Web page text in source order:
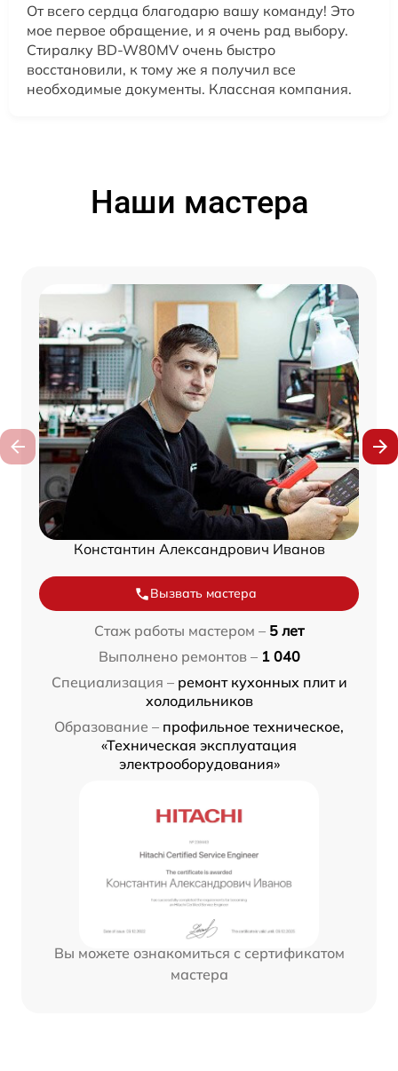
От всего сердца благодарю вашу команду! Это
мое первое обращение, и я очень рад выбору.
Стиралку BD-W80MV очень быстро
восстановили, к тому же я получил все
необходимые документы. Классная компания.
Наши мастера
Константин Александрович Иванов
Вызвать мастера
Стаж работы мастером – 5 лет
Выполнено ремонтов – 1 040
Специализация – ремонт кухонных плит и
холодильников
Образование – профильное техническое,
«Техническая эксплуатация
электрооборудования»
Вы можете ознакомиться с сертификатом
мастера